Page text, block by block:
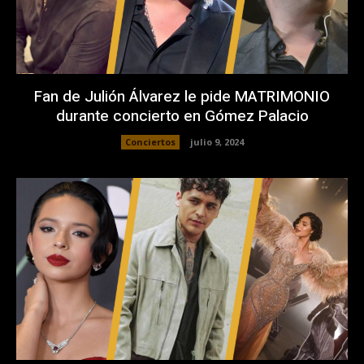
Fan de Julión Álvarez le pide MATRIMONIO
durante concierto en Gómez Palacio
Conciertos julio 9, 2024